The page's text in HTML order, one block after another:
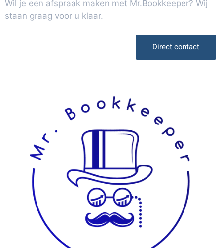
Wil je een afspraak maken met Mr.Bookkeeper? Wij
staan graag voor u klaar.
Direct contact